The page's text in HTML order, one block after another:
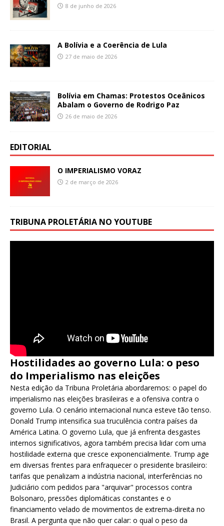
8 de junho de 2026
A Bolívia e a Coerência de Lula
27 de maio de 2026
Bolívia em Chamas: Protestos Oceânicos
Abalam o Governo de Rodrigo Paz
26 de maio de 2026
EDITORIAL
O IMPERIALISMO VORAZ
2 de março de 2026
TRIBUNA PROLETÁRIA NO YOUTUBE
Hostilidades ao governo Lula: o peso
do Imperialismo nas eleições
Nesta edição da Tribuna Proletária abordaremos: o papel do
imperialismo nas eleições brasileiras e a ofensiva contra o
governo Lula. O cenário internacional nunca esteve tão tenso.
Donald Trump intensifica sua truculência contra países da
América Latina. O governo Lula, que já enfrenta desgastes
internos significativos, agora também precisa lidar com uma
hostilidade externa que cresce exponencialmente. Trump age
em diversas frentes para enfraquecer o presidente brasileiro:
tarifas que penalizam a indústria nacional, interferências no
Judiciário com pedidos para "arquivar" processos contra
Bolsonaro, pressões diplomáticas constantes e o
financiamento velado de movimentos de extrema-direita no
Brasil. A pergunta que não quer calar: o qual o peso da